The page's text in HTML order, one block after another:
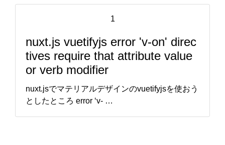
1
nuxt.js vuetifyjs error 'v-on' direc
tives require that attribute value
or verb modifier
nuxt.jsでマテリアルデザインのvuetifyjsを使おう
としたところ error ‘v- …